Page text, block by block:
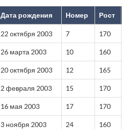
Дата рождения Номер Рост
22 октября 2003 7 170
26 марта 2003 10 160
20 октября 2003 12 165
2 февраля 2003 15 170
16 мая 2003 17 170
3 ноября 2003 24 160